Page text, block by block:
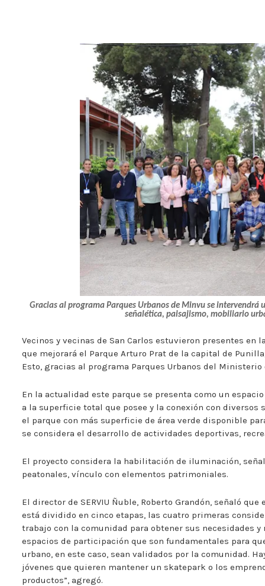
Gracias al programa Parques Urbanos de Minvu se
señalética, paisajismo, mobiliario
Vecinos y vecinas de San Carlos estuvieron presentes
que mejorará el Parque Arturo Prat de la capital de
Esto, gracias al programa Parques Urbanos del Ministerio
En la actualidad este parque se presenta como un
a la superficie total que posee y la conexión con
el parque con más superficie de área verde disponible
se considera el desarrollo de actividades deportivas,
El proyecto considera la habilitación de iluminación,
peatonales, vínculo con elementos patrimoniales.
El director de SERVIU Ñuble, Roberto Grandón, señaló
está dividido en cinco etapas, las cuatro primeras
trabajo con la comunidad para obtener sus necesidades
espacios de participación que son fundamentales para
urbano, en este caso, sean validados por la comunidad.
jóvenes que quieren mantener un skatepark o los
productos”, agregó.